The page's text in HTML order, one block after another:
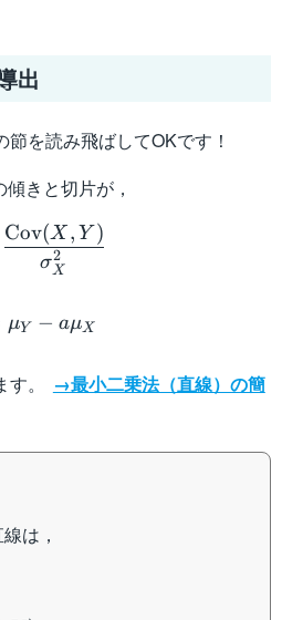
出
を読み飛ばしてOKです！
きと切片が，
σX
2
Cov(X , Y )
μY − aμX
。
→最小二乗法（直線）の簡
は，